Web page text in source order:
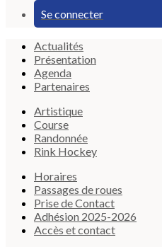
Se connecter
Actualités
Présentation
Agenda
Partenaires
Artistique
Course
Randonnée
Rink Hockey
Horaires
Passages de roues
Prise de Contact
Adhésion 2025-2026
Accès et contact